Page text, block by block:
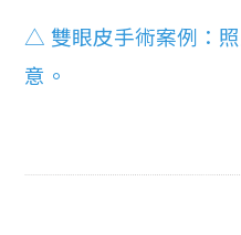
△ 雙眼皮手術案例：
意。